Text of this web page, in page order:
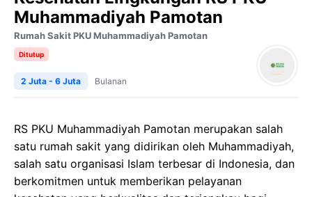
Muhammadiyah Pamotan
Rumah Sakit PKU Muhammadiyah Pamotan
Ditutup
2 Juta - 6 Juta Bulanan
RS PKU Muhammadiyah Pamotan merupakan salah
satu rumah sakit yang didirikan oleh Muhammadiyah,
salah satu organisasi Islam terbesar di Indonesia, dan
berkomitmen untuk memberikan pelayanan